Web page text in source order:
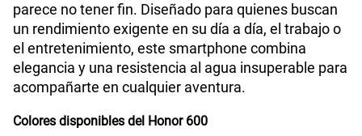
parece no tener fin. Diseñado para quienes buscan
un rendimiento exigente en su día a día, el trabajo o
el entretenimiento, este smartphone combina
elegancia y una resistencia al agua insuperable para
acompañarte en cualquier aventura.
Colores disponibles del Honor 600